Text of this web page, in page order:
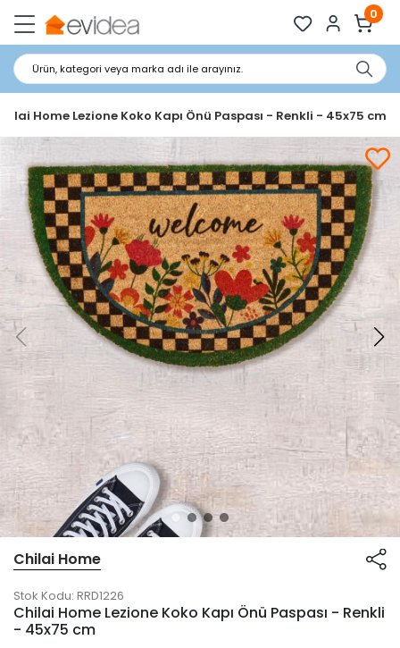
0
Ürün, kategori veya marka adı ile arayınız.
Home Lezione Koko Kapı Önü Paspası - Renkli - 45x75 cm
Chilai Home
Stok Kodu: RRD1226
Chilai Home Lezione Koko Kapı Önü Paspası - Renkli
- 45x75 cm